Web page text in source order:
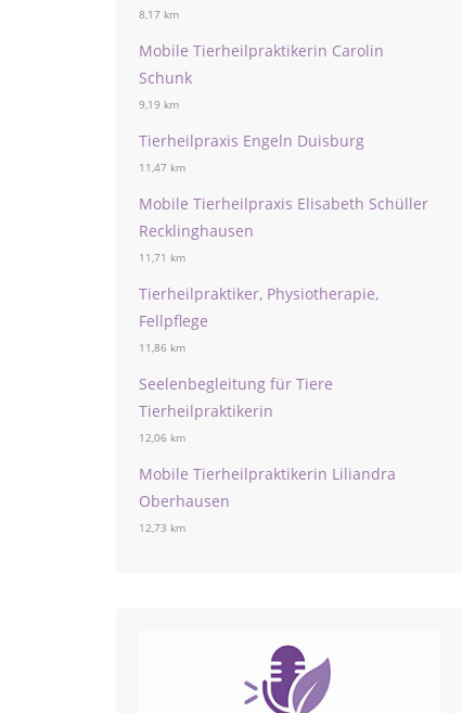
8,17 km
Mobile Tierheilpraktikerin Carolin
Schunk
9,19 km
Tierheilpraxis Engeln Duisburg
11,47 km
Mobile Tierheilpraxis Elisabeth Schüller
Recklinghausen
11,71 km
Tierheilpraktiker, Physiotherapie,
Fellpflege
11,86 km
Seelenbegleitung für Tiere
Tierheilpraktikerin
12,06 km
Mobile Tierheilpraktikerin Liliandra
Oberhausen
12,73 km